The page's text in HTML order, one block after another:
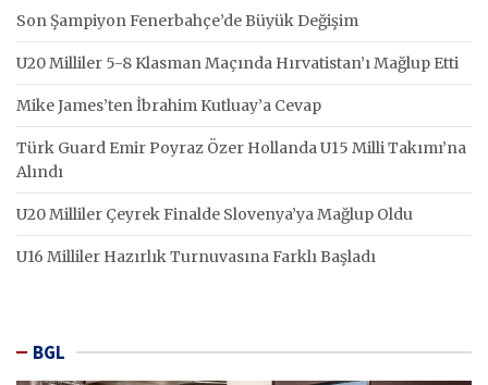
Son Şampiyon Fenerbahçe’de Büyük Değişim
U20 Milliler 5-8 Klasman Maçında Hırvatistan’ı Mağlup Etti
Mike James’ten İbrahim Kutluay’a Cevap
Türk Guard Emir Poyraz Özer Hollanda U15 Milli Takımı’na
Alındı
U20 Milliler Çeyrek Finalde Slovenya’ya Mağlup Oldu
U16 Milliler Hazırlık Turnuvasına Farklı Başladı
BGL